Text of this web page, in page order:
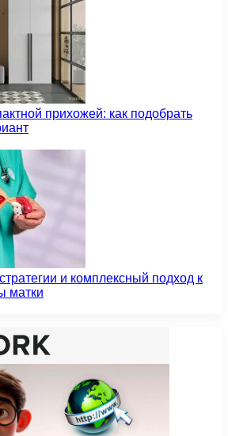
прихожей: как подобрать
и комплексный подход к
матки